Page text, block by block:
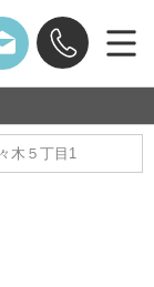
木５丁目1